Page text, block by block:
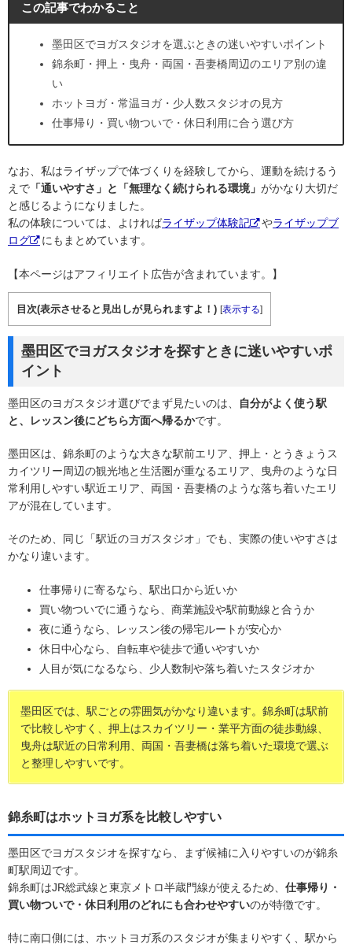
この記事でわかること
墨田区でヨガスタジオを選ぶときの迷いやすいポイント
錦糸町・押上・曳舟・両国・吾妻橋周辺のエリア別の違
い
ホットヨガ・常温ヨガ・少人数スタジオの見方
仕事帰り・買い物ついで・休日利用に合う選び方
なお、私はライザップで体づくりを経験してから、運動を続けるう
えで 「通いやすさ」と「無理なく続けられる環境」 がかなり大切だ
と感じるようになりました。
私の体験については、よければライザップ体験記 やライザップブ
ログ
にもまとめています。
【本ページはアフィリエイト広告が含まれています。】
目次(表示させると見出しが見られますよ！) [表示する]
墨田区でヨガスタジオを探すときに迷いやすいポ
イント
墨田区のヨガスタジオ選びでまず見たいのは、
自分がよく使う駅
と、レッスン後にどちら方面へ帰るかです。
墨田区は、錦糸町のような大きな駅前エリア、押上・とうきょうス
カイツリー周辺の観光地と生活圏が重なるエリア、曳舟のような日
常利用しやすい駅近エリア、両国・吾妻橋のような落ち着いたエリ
アが混在しています。
そのため、同じ「駅近のヨガスタジオ」でも、実際の使いやすさは
かなり違います。
仕事帰りに寄るなら、駅出口から近いか
買い物ついでに通うなら、商業施設や駅前動線と合うか
夜に通うなら、レッスン後の帰宅ルートが安心か
休日中心なら、自転車や徒歩で通いやすいか
人目が気になるなら、少人数制や落ち着いたスタジオか
墨田区では、駅ごとの雰囲気がかなり違います。錦糸町は駅前
で比較しやすく、押上はスカイツリー・業平方面の徒歩動線、
曳舟は駅近の日常利用、両国・吾妻橋は落ち着いた環境で選ぶ
と整理しやすいです。
錦糸町はホットヨガ系を比較しやすい
墨田区でヨガスタジオを探すなら、まず候補に入りやすいのが錦糸
町駅周辺です。
錦糸町はJR総武線と東京メトロ半蔵門線が使えるため、 仕事帰り・
買い物ついで・休日利用のどれにも合わせやすいのが特徴です。
特に南口側には、ホットヨガ系のスタジオが集まりやすく、駅から